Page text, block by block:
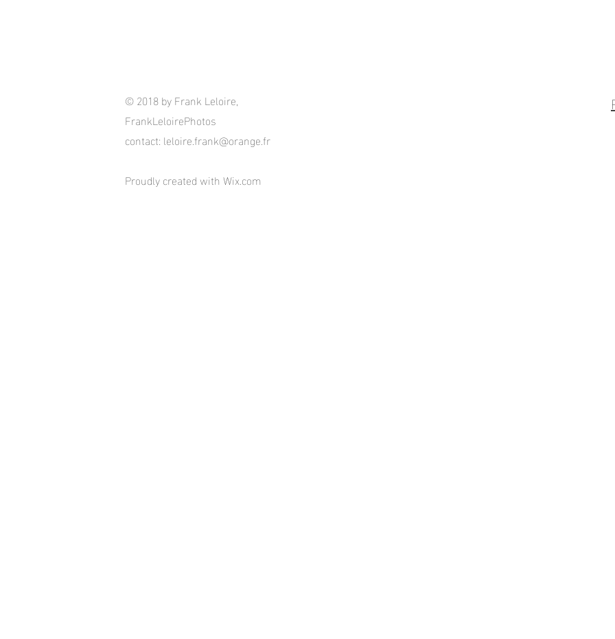
© 2018 by Frank Leloire,
FrankLeloirePhotos
contact: leloire.frank@orange.fr
Proudly created with Wix.com